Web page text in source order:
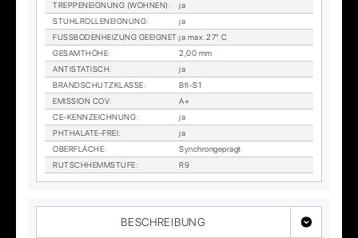
TREP­PEN­EIG­NUNG (WOH­NEN) :
ja
STUHL­ROL­LEN­EIG­NUNG:
ja
FUSS­BO­DEN­HEI­ZUNG GE­EIG­NET:ja max. 27° C
GE­SAMT­HÖ­HE:
2,00 mm
AN­TI­STA­TISCH:
ja
BRAND­SCHUTZ­KLAS­SE:
Bfl-S1
EMIS­SI­ON COV:
A+
CE-KENN­ZEICH­NUNG:
ja
PHTHA­LA­TE-FREI:
ja
OBER­FLÄ­CHE:
Syn­chron­ge­prägt
RUTSCH­HEMM­STU­FE: R9
BESCHREIBUNG